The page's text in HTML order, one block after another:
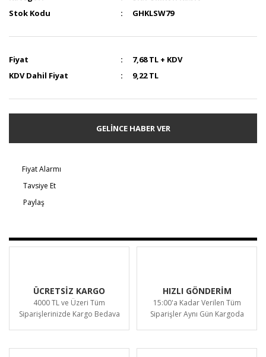
Stok Kodu
GHKLSW79
Fiyat
7,68 TL + KDV
KDV Dahil Fiyat
9,22 TL
GELİNCE HABER VER
Fiyat Alarmı
Tavsiye Et
Paylaş
ÜCRETSİZ KARGO
4000 TL ve Üzeri Tüm
Siparişlerinizde Kargo Bedava
HIZLI GÖNDERİM
15:00'a Kadar Verilen Tüm
Siparişler Aynı Gün Kargoda